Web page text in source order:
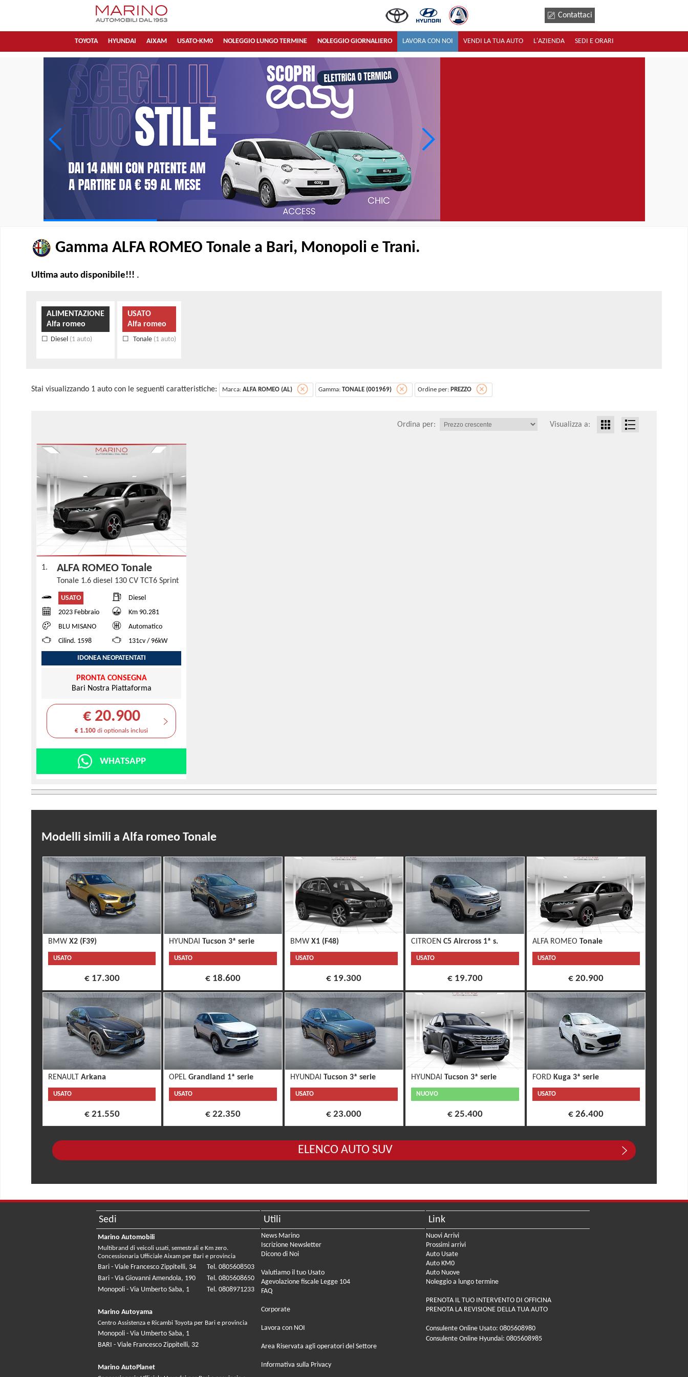
Contattaci
TOYOTA HYUNDAI AIXAM USATO-KM0 NOLEGGIO LUNGO TERMINE NOLEGGIO GIORNALIERO LAVORA CON NOI VENDI LA TUA AUTO L'AZIENDA SEDI E ORARI
Gamma ALFA ROMEO Tonale a Bari, Monopoli e Trani.
Ultima auto disponibile!!! .
ALIMENTAZIONE
Alfa romeo
Diesel (1 auto)
USATO
Alfa romeo
Tonale (1 auto)
Stai visualizzando 1 auto con le seguenti caratteristiche: Marca: ALFA ROMEO (AL) Gamma: TONALE (001969) Ordine per: PREZZO
Ordina per: Visualizza a:
1. ALFA ROMEO Tonale
Tonale 1.6 diesel 130 CV TCT6 Sprint
USATO
Diesel
2023 Febbraio
Km 90.281
BLU MISANO
Automatico
Cilind. 1598
131cv / 96kW
IDONEA NEOPATENTATI
PRONTA CONSEGNA
Bari Nostra Piattaforma
€ 20.900
€ 1.100 di optionals inclusi
WHATSAPP
Modelli simili a Alfa romeo Tonale
BMW X2 (F39)
USATO
€ 17.300
HYUNDAITucson 3ª serie
USATO
€ 18.600
BMW X1 (F48)
USATO
€ 19.300
CITROENC5 Aircross 1ª s.
USATO
€ 19.700
ALFA ROMEO Tonale
USATO
€ 20.900
RENAULT Arkana
USATO
€ 21.550
OPELGrandland 1ª serie
USATO
€ 22.350
HYUNDAI Tucson 3ª serie
USATO
€ 23.000
HYUNDAITucson 3ª serie
NUOVO
€ 25.400
FORD Kuga 3ª serie
USATO
€ 26.400
ELENCO AUTO SUV
Sedi
Marino Automobili
Multibrand di veicoli usati, semestrali e Km zero.
Concessionaria Ufficiale Aixam per Bari e provincia
Bari - Viale Francesco Zippitelli, 34
Tel. 0805608503
Bari - Via Giovanni Amendola, 190
Tel. 0805608650
Monopoli - Via Umberto Saba, 1
Tel. 0808971233
Marino Autoyama
Centro Assistenza e Ricambi Toyota per Bari e provincia
Monopoli - Via Umberto Saba, 1
BARI - Viale Francesco Zippitelli, 32
Marino AutoPlanet
Utili
News Marino
Iscrizione Newsletter
Dicono di Noi
Valutiamo il tuo Usato
Agevolazione fiscale Legge 104
FAQ
Corporate
Lavora con NOI
Area Riservata agli operatori del Settore
Informativa sulla Privacy
Link
Nuovi Arrivi
Prossimi arrivi
Auto Usate
Auto KM0
Auto Nuove
Noleggio a lungo termine
PRENOTA IL TUO INTERVENTO DI OFFICINA
PRENOTA LA REVISIONE DELLA TUA AUTO
Consulente Online Usato: 0805608980
Consulente Online Hyundai: 0805608985